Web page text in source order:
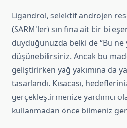
Ligandrol, selektif androjen
(SARM'ler) sınıfına ait bir
duyduğunuzda belki de “Bu ne
düşünebilirsiniz. Ancak bu
geliştirirken yağ yakımına da
tasarlandı. Kısacası,
gerçekleştirmenize yardımcı
kullanmadan önce bilmeniz